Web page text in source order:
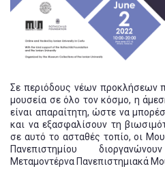
Σε περιόδους νέων προκλήσεων
μουσεία σε όλο τον κόσμο, η
είναι απαραίτητη, ώστε να
και να εξασφαλίσουν τη
σε αυτό το ασταθές τοπίο, οι
Πανεπιστημίου
Μεταμοντέρνα Πανεπιστημιακά